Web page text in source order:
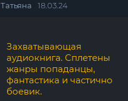
Татьяна 18.03.24
Захватывающая
аудиокнига. Сплетены
жанры попаданцы,
фантастика и частично
боевик.